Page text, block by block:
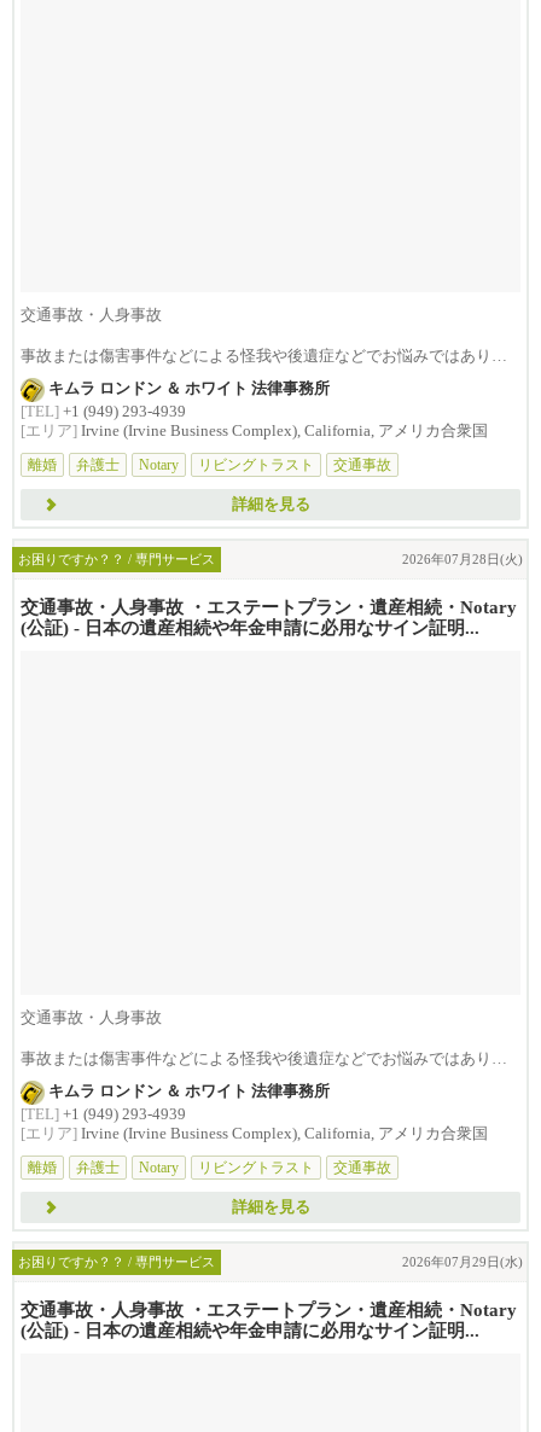
交通事故・人身事故
事故または傷害事件などによる怪我や後遺症などでお悩みではありま
せんか？損害賠償は治療費...
キムラ ロンドン ＆ ホワイト 法律事務所
[TEL] +1 (949) 293-4939
[エリア] Irvine (Irvine Business Complex), California, アメリカ合衆国
離婚
弁護士 Notary リビングトラスト 交通事故
詳細を見る
お困りですか？？ / 専門サービス 2026年07月28日(火)
交通事故・人身事故 ・エステートプラン・遺産相続・Notary
(公証) - 日本の遺産相続や年金申請に必用なサイン証明...
交通事故・人身事故
事故または傷害事件などによる怪我や後遺症などでお悩みではありま
せんか？損害賠償は治療費...
キムラ ロンドン ＆ ホワイト 法律事務所
[TEL] +1 (949) 293-4939
[エリア] Irvine (Irvine Business Complex), California, アメリカ合衆国
離婚
弁護士 Notary リビングトラスト 交通事故
詳細を見る
お困りですか？？ / 専門サービス 2026年07月29日(水)
交通事故・人身事故 ・エステートプラン・遺産相続・Notary
(公証) - 日本の遺産相続や年金申請に必用なサイン証明...